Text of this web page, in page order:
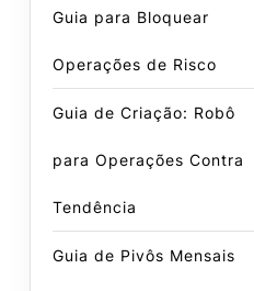
Guia para Bloquear
Operações de Risco
Guia de Criação: Robô
para Operações Contra
Tendência
Guia de Pivôs Mensais